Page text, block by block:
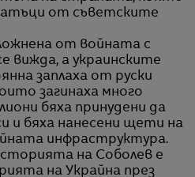
от съветските
от войната с
вижда, а украинските
заплаха от руски
загинаха много
бяха принудени да
и бяха нанесени щети на
инфраструктура.
на Соболев е
на Украйна през